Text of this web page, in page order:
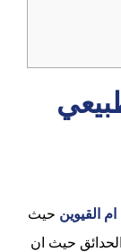
ام القيوين حيث
حيث ان